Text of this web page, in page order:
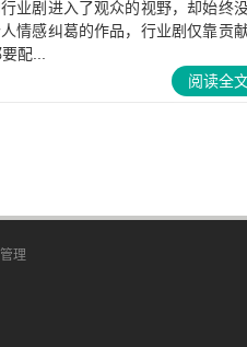
业剧进入了观众的视野，却始终
情感纠葛的作品，行业剧仅靠贡
配...
阅读全
理